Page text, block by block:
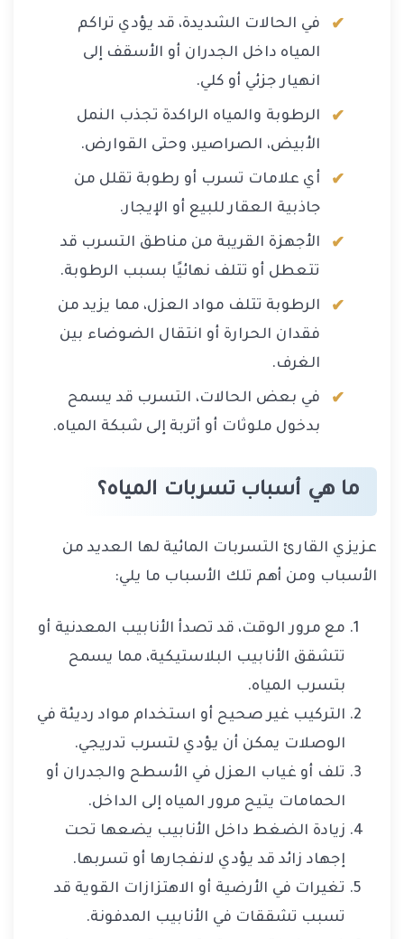
في الحالات الشديدة، قد يؤدي تراكم
المياه داخل الجدران أو الأسقف إلى
انهيار جزئي أو كلي.
الرطوبة والمياه الراكدة تجذب النمل
الأبيض، الصراصير، وحتى القوارض.
أي علامات تسرب أو رطوبة تقلل من
جاذبية العقار للبيع أو الإيجار.
الأجهزة القريبة من مناطق التسرب قد
تتعطل أو تتلف نهائيًا بسبب الرطوبة.
الرطوبة تتلف مواد العزل، مما يزيد من
فقدان الحرارة أو انتقال الضوضاء بين
الغرف.
في بعض الحالات، التسرب قد يسمح
بدخول ملوثات أو أتربة إلى شبكة المياه.
ما هي أسباب تسربات المياه؟
عزيزي القارئ التسربات المائية لها العديد من
الأسباب ومن أهم تلك الأسباب ما يلي:
مع مرور الوقت، قد تصدأ الأنابيب المعدنية أو
تتشقق الأنابيب البلاستيكية، مما يسمح
بتسرب المياه.
التركيب غير صحيح أو استخدام مواد رديئة في
الوصلات يمكن أن يؤدي لتسرب تدريجي.
تلف أو غياب العزل في الأسطح والجدران أو
الحمامات يتيح مرور المياه إلى الداخل.
زيادة الضغط داخل الأنابيب يضعها تحت
إجهاد زائد قد يؤدي لانفجارها أو تسربها.
تغيرات في الأرضية أو الاهتزازات القوية قد
تسبب تشققات في الأنابيب المدفونة.